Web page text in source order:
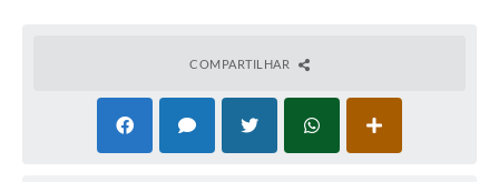
COMPARTILHAR